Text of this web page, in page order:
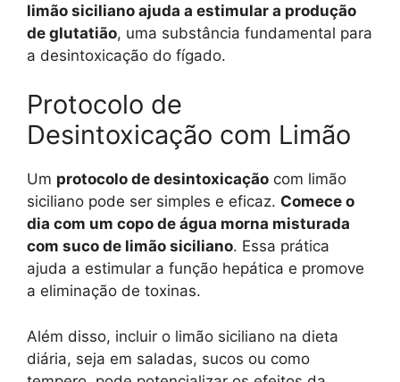
limão siciliano ajuda a estimular a produção
de glutatião, uma substância fundamental para
a desintoxicação do fígado.
Protocolo de
Desintoxicação com Limão
Um protocolo de desintoxicação com limão
siciliano pode ser simples e eficaz. Comece o
dia com um copo de água morna misturada
com suco de limão siciliano. Essa prática
ajuda a estimular a função hepática e promove
a eliminação de toxinas.
Além disso, incluir o limão siciliano na dieta
diária, seja em saladas, sucos ou como